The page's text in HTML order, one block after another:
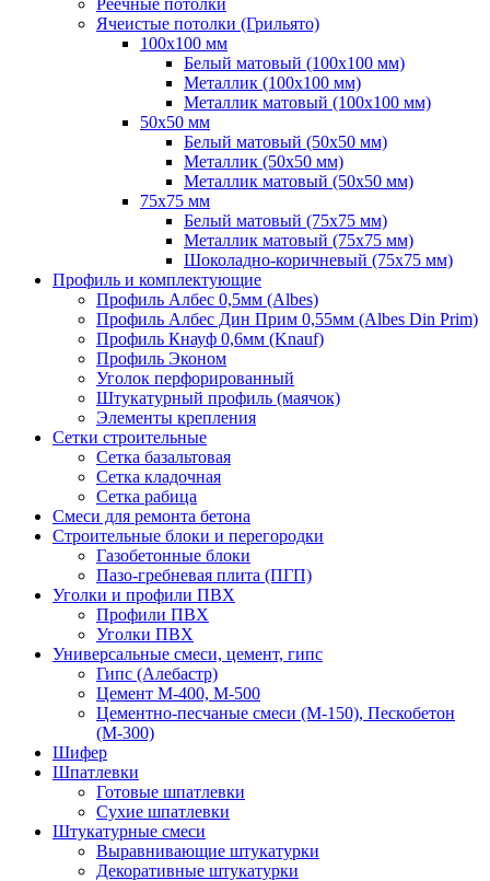
Реечные потолки
Ячеистые потолки (Грильято)
100х100 мм
Белый матовый (100х100 мм)
Металлик (100х100 мм)
Металлик матовый (100х100 мм)
50х50 мм
Белый матовый (50х50 мм)
Металлик (50х50 мм)
Металлик матовый (50х50 мм)
75х75 мм
Белый матовый (75х75 мм)
Металлик матовый (75х75 мм)
Шоколадно-коричневый (75х75 мм)
Профиль и комплектующие
Профиль Албес 0,5мм (Albes)
Профиль Албес Дин Прим 0,55мм (Albes Din Prim)
Профиль Кнауф 0,6мм (Knauf)
Профиль Эконом
Уголок перфорированный
Штукатурный профиль (маячок)
Элементы крепления
Сетки строительные
Сетка базальтовая
Сетка кладочная
Сетка рабица
Смеси для ремонта бетона
Строительные блоки и перегородки
Газобетонные блоки
Пазо-гребневая плита (ПГП)
Уголки и профили ПВХ
Профили ПВХ
Уголки ПВХ
Универсальные смеси, цемент, гипс
Гипс (Алебастр)
Цемент М-400, М-500
Цементно-песчаные смеси (М-150), Пескобетон
(М-300)
Шифер
Шпатлевки
Готовые шпатлевки
Сухие шпатлевки
Штукатурные смеси
Выравнивающие штукатурки
Декоративные штукатурки